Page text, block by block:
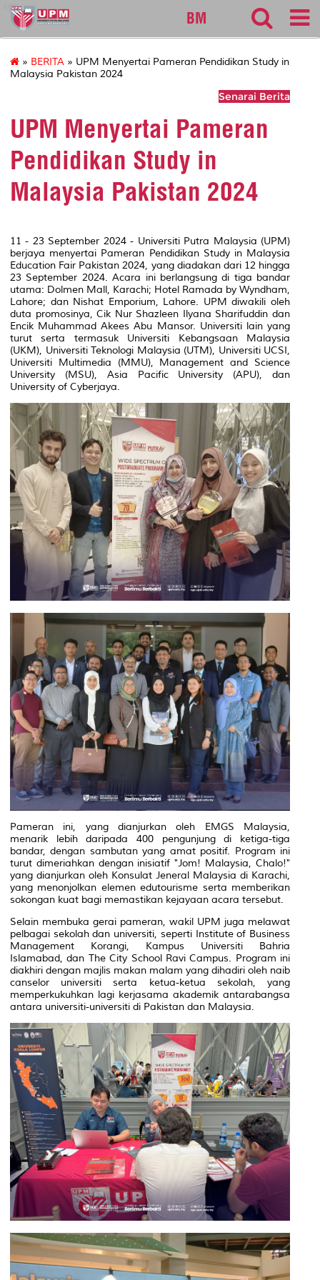
sgs
BM
» BERITA » UPM Menyertai Pameran Pendidikan Study in
Malaysia Pakistan 2024
Senarai Berita
UPM Menyertai Pameran
Pendidikan Study in
Malaysia Pakistan 2024
11 - 23 September 2024 - Universiti Putra Malaysia (UPM)
berjaya menyertai Pameran Pendidikan Study in Malaysia
Education Fair Pakistan 2024, yang diadakan dari 12 hingga
23 September 2024. Acara ini berlangsung di tiga bandar
utama: Dolmen Mall, Karachi; Hotel Ramada by Wyndham,
Lahore; dan Nishat Emporium, Lahore. UPM diwakili oleh
duta promosinya, Cik Nur Shazleen Ilyana Sharifuddin dan
Encik Muhammad Akees Abu Mansor. Universiti lain yang
turut serta termasuk Universiti Kebangsaan Malaysia
(UKM), Universiti Teknologi Malaysia (UTM), Universiti UCSI,
Universiti Multimedia (MMU), Management and Science
University (MSU), Asia Pacific University (APU), dan
University of Cyberjaya.
Pameran ini, yang dianjurkan oleh EMGS Malaysia,
menarik lebih daripada 400 pengunjung di ketiga-tiga
bandar, dengan sambutan yang amat positif. Program ini
turut dimeriahkan dengan inisiatif "Jom! Malaysia, Chalo!"
yang dianjurkan oleh Konsulat Jeneral Malaysia di Karachi,
yang menonjolkan elemen edutourisme serta memberikan
sokongan kuat bagi memastikan kejayaan acara tersebut.
Selain membuka gerai pameran, wakil UPM juga melawat
pelbagai sekolah dan universiti, seperti Institute of Business
Management Korangi, Kampus Universiti Bahria
Islamabad, dan The City School Ravi Campus. Program ini
diakhiri dengan majlis makan malam yang dihadiri oleh naib
canselor universiti serta ketua-ketua sekolah, yang
memperkukuhkan lagi kerjasama akademik antarabangsa
antara universiti-universiti di Pakistan dan Malaysia.